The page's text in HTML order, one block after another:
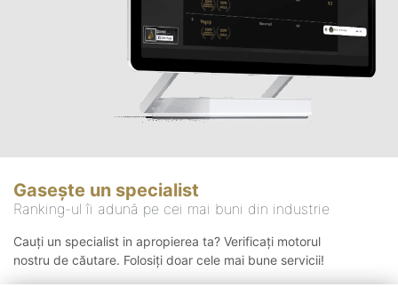
Gasește un specialist
Ranking-ul îi adună pe cei mai buni din industrie
Cauți un specialist in apropierea ta? Verificați motorul
nostru de căutare. Folosiți doar cele mai bune servicii!